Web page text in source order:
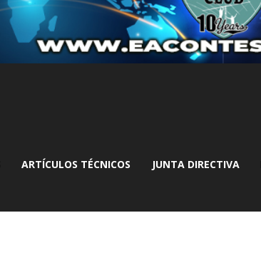
ARTÍCULOS TÉCNICOS JUNTA DIRECTIVA